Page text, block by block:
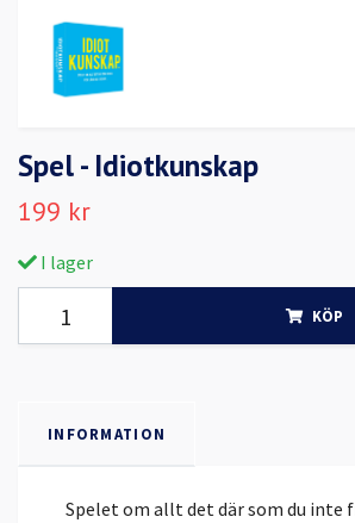
Spel - Idiotkunskap
199 kr
I lager
KÖP
INFORMATION
Spelet om allt det där som du inte